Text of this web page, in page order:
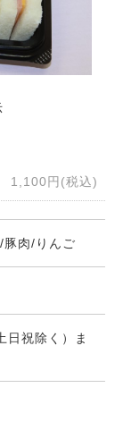
1,100円(税込)
肉/りんご
日祝除く）ま